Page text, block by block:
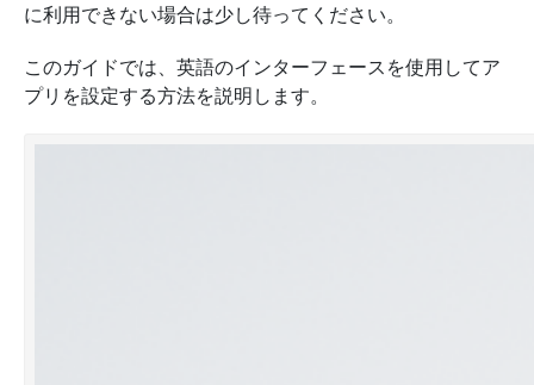
に利用できない場合は少し待ってください。
このガイドでは、英語のインターフェースを使用してア
プリを設定する方法を説明します。